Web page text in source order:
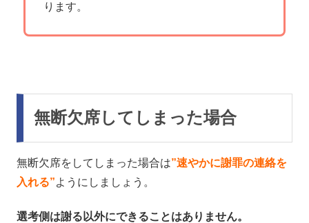
ります。
無断欠席してしまった場合
無断欠席をしてしまった場合は”速やかに謝罪の連絡を
入れる”ようにしましょう。
選考側は謝る以外にできることはありません。